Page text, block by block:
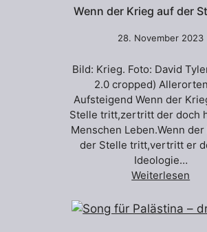
Wenn der Krieg auf der
28. November 2023
Bild: Krieg. Foto: David
2.0 cropped)
Aufsteigend Wenn der
Stelle tritt,zertritt der doch
Menschen Leben.Wenn
der Stelle tritt,vertritt er
Ideologie…
Weiterlesen